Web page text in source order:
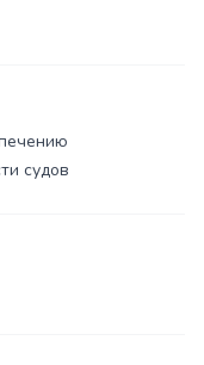
судов